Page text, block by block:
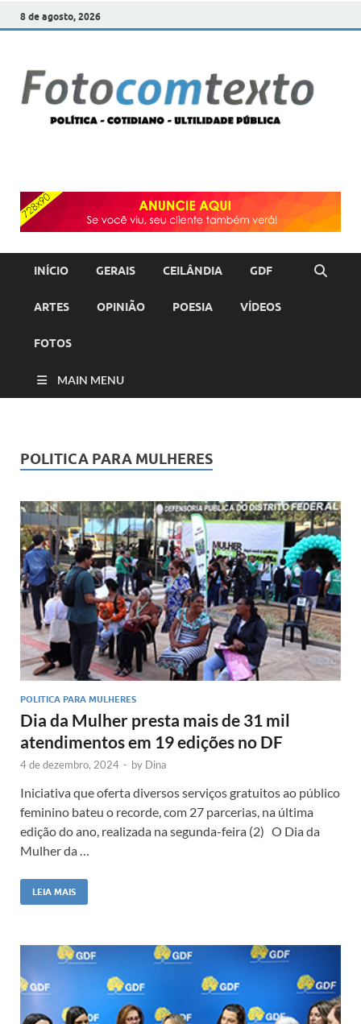
8 de agosto, 2026
INÍCIO GERAIS CEILÂNDIA GDF
ARTES OPINIÃO POESIA VÍDEOS
FOTOS
MAIN MENU
POLITICA PARA MULHERES
POLITICA PARA MULHERES
Dia da Mulher presta mais de 31 mil
atendimentos em 19 edições no DF
4 de dezembro, 2024 - by Dina
Iniciativa que oferta diversos serviços gratuitos ao público
feminino bateu o recorde, com 27 parcerias, na última
edição do ano, realizada na segunda-feira (2) O Dia da
Mulher da …
LEIA MAIS